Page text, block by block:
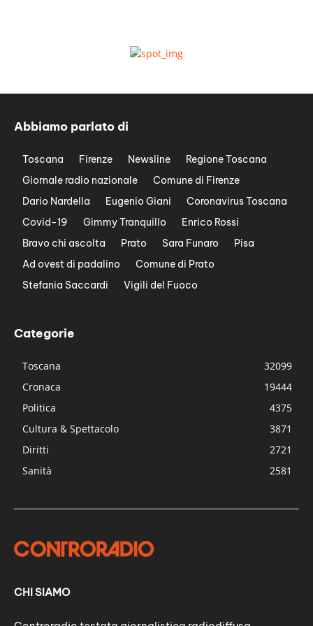
Abbiamo parlato di
Toscana Firenze Newsline
Regione Toscana
Giornale radio nazionale
Comune di Firenze
Dario Nardella
Eugenio Giani
Coronavirus Toscana
Covid-19
Gimmy Tranquillo
Enrico Rossi
Bravo chi ascolta
Prato Sara Funaro
Pisa
Ad ovest di padalino
Comune di Prato
Stefania Saccardi
Vigili del Fuoco
Categorie
Toscana
32099
Cronaca
19444
Politica
4375
Cultura & Spettacolo
3871
Diritti
2721
Sanità
2581
CHI SIAMO